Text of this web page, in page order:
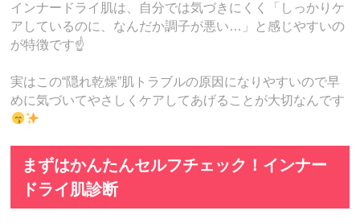
インナードライ肌は、自分では気づきにくく「しっかりケ
アしているのに、なんだか調子が悪い…」と感じやすいの
が特徴です☝️
実はこの“隠れ乾燥”肌トラブルの原因になりやすいので早
めに気づいてやさしくケアしてあげることが大切なんです
まずはかんたんセルフチェック！インナー
ドライ肌診断